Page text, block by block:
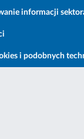
informacji
i podobnych